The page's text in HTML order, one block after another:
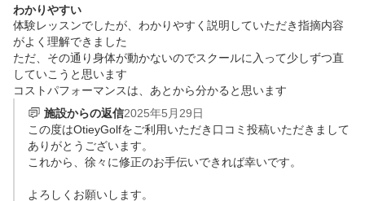
わかりやすい
体験レッスンでしたが、わかりやすく説明していただき指摘内容
がよく理解できました
ただ、その通り身体が動かないのでスクールに入って少しずつ直
していこうと思います
コストパフォーマンスは、あとから分かると思います
施設からの返信2025年5月29日
この度はOtieyGolfをご利用いただき口コミ投稿いただきまして
ありがとうございます。
これから、徐々に修正のお手伝いできれば幸いです。
よろしくお願いします。